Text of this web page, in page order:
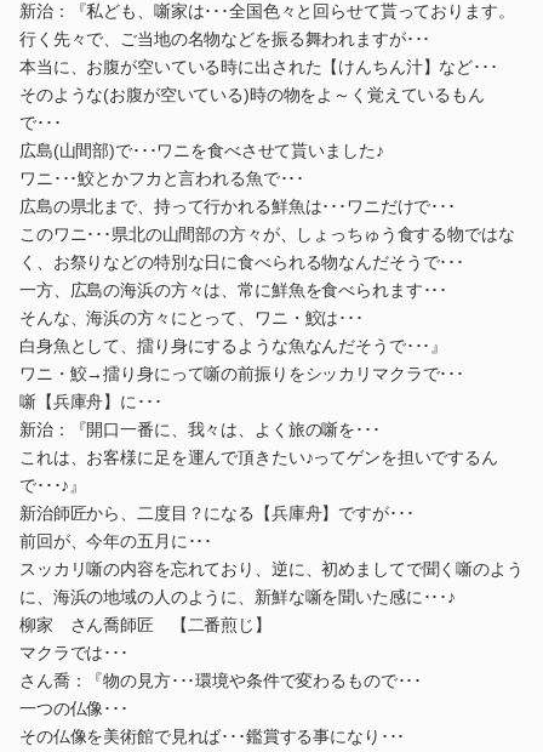
新治：『私ども、噺家は･･･全国色々と回らせて貰っております。
行く先々で、ご当地の名物などを振る舞われますが･･･
本当に、お腹が空いている時に出された【けんちん汁】など･･･
そのような(お腹が空いている)時の物をよ～く覚えているもん
で･･･
広島(山間部)で･･･ワニを食べさせて貰いました♪
ワニ･･･鮫とかフカと言われる魚で･･･
広島の県北まで、持って行かれる鮮魚は･･･ワニだけで･･･
このワニ･･･県北の山間部の方々が、しょっちゅう食する物ではな
く、お祭りなどの特別な日に食べられる物なんだそうで･･･
一方、広島の海浜の方々は、常に鮮魚を食べられます･･･
そんな、海浜の方々にとって、ワニ・鮫は･･･
白身魚として、擂り身にするような魚なんだそうで･･･』
ワニ・鮫→擂り身にって噺の前振りをシッカリマクラで･･･
噺【兵庫舟】に･･･
新治：『開口一番に、我々は、よく旅の噺を･･･
これは、お客様に足を運んで頂きたい♪ってゲンを担いでするん
で･･･♪』
新治師匠から、二度目？になる【兵庫舟】ですが･･･
前回が、今年の五月に･･･
スッカリ噺の内容を忘れており、逆に、初めましてで聞く噺のよう
に、海浜の地域の人のように、新鮮な噺を聞いた感に･･･♪
柳家 さん喬師匠 【二番煎じ】
マクラでは･･･
さん喬：『物の見方･･･環境や条件で変わるもので･･･
一つの仏像･･･
その仏像を美術館で見れば･･･鑑賞する事になり･･･